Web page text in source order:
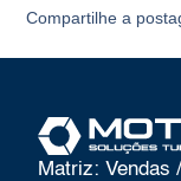
Compartilhe a
Matriz: Vendas